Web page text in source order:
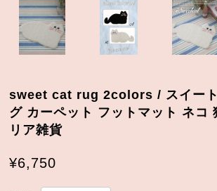
sweet cat rug 2colors / スイー
グ カーペット フットマット ネコ
リア雑貨
¥6,750